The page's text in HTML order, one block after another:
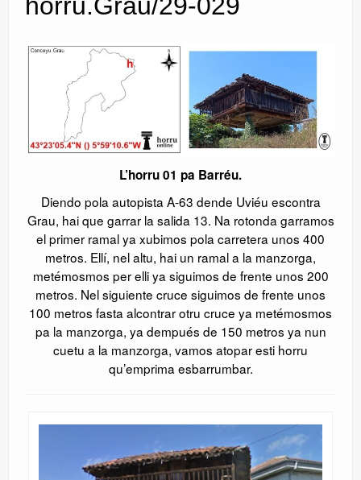
por conceyos
lliteratura
L’horru 01 pa Barréu.
Diendo pola autopista A-63 dende Uviéu escontra
Grau, hai que garrar la salida 13. Na rotonda garramos
el primer ramal ya xubimos pola carretera unos 400
metros. Ellí, nel altu, hai un ramal a la manzorga,
metémosmos per elli ya siguimos de frente unos 200
metros. Nel siguiente cruce siguimos de frente unos
100 metros fasta alcontrar otru cruce ya metémosmos
pa la manzorga, ya dempués de 150 metros ya nun
cuetu a la manzorga, vamos atopar esti horru
qu’emprima esbarrumbar.